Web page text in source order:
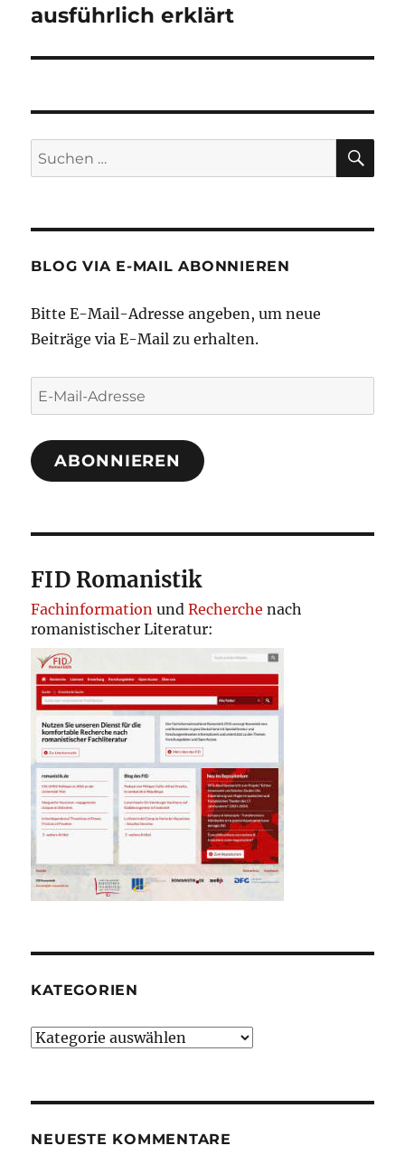
ausführlich erklärt
Suche
nach:
BLOG VIA E-MAIL ABONNIEREN
Bitte E-Mail-Adresse angeben, um neue
Beiträge via E-Mail zu erhalten.
E-
Mail-
Adresse
ABONNIEREN
FID Romanistik
Fachinformation undRecherche nach
romanistischer Literatur:
KATEGORIEN
Kategorien
NEUESTE KOMMENTARE